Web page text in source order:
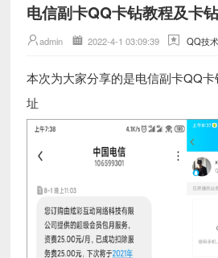
电信副卡QQ卡钻教程及卡
admin 2022-4-1 03:09:39 QQ技术
本次为大家分享的是电信副卡QQ
址